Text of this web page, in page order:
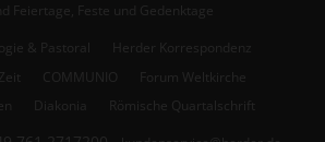
Feiertage, Feste und Gedenktage
& Pastoral
Herder Korrespondenz
COMMUNIO
Forum Weltkirche
Diakonia Römische Quartalschrift